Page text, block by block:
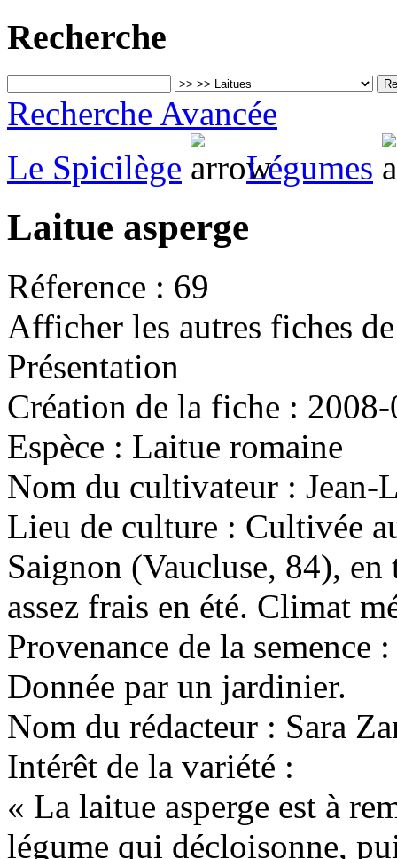
Recherche
Recherche Avancée
Le Spicilège
Légumes
Laitue asperge
Réference : 69
Afficher les autres fiches
Présentation
Création de la fiche :
Espèce : Laitue romaine
Nom du cultivateur : Jean-
Lieu de culture : Cultivée
Saignon (Vaucluse, 84),
assez frais en été. Climat
Provenance de la semence :
Donnée par un jardinier.
Nom du rédacteur : Sara
Intérêt de la variété :
« La laitue asperge est à
légume qui décloisonne,